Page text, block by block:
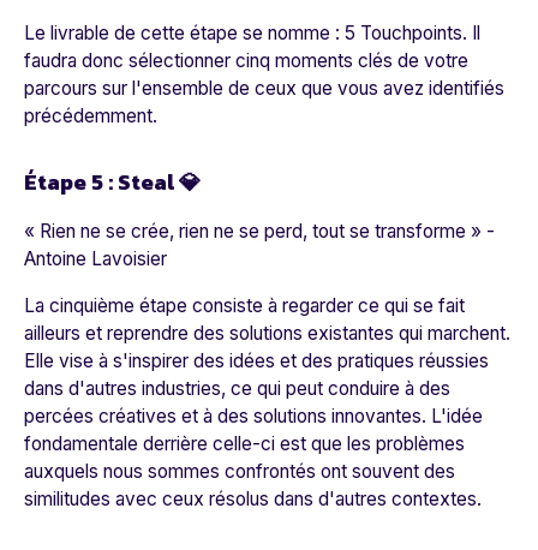
Le livrable de cette étape se nomme : 5 Touchpoints. Il
faudra donc sélectionner cinq moments clés de votre
parcours sur l'ensemble de ceux que vous avez identifiés
précédemment.
Étape 5 : Steal 💎
« Rien ne se crée, rien ne se perd, tout se transforme » -
Antoine Lavoisier
La cinquième étape consiste à regarder ce qui se fait
ailleurs et reprendre des solutions existantes qui marchent.
Elle vise à s'inspirer des idées et des pratiques réussies
dans d'autres industries, ce qui peut conduire à des
percées créatives et à des solutions innovantes. L'idée
fondamentale derrière celle-ci est que les problèmes
auxquels nous sommes confrontés ont souvent des
similitudes avec ceux résolus dans d'autres contextes.